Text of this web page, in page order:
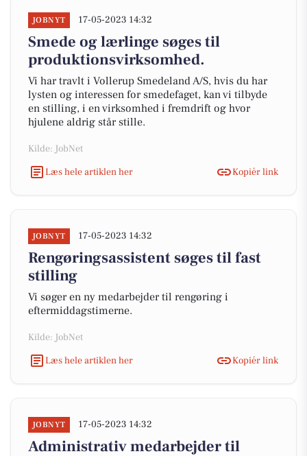
JOBNYT 17-05-2023 14:32
Smede og lærlinge søges til
produktionsvirksomhed.
Vi har travlt i Vollerup Smedeland A/S, hvis du har
lysten og interessen for smedefaget, kan vi tilbyde
en stilling, i en virksomhed i fremdrift og hvor
hjulene aldrig står stille.
Kilde: JobNet
Læs hele artiklen her
Kopiér link
JOBNYT 17-05-2023 14:32
Rengøringsassistent søges til fast
stilling
Vi søger en ny medarbejder til rengøring i
eftermiddagstimerne.
Kilde: JobNet
Læs hele artiklen her
Kopiér link
JOBNYT 17-05-2023 14:32
Administrativ medarbejder til